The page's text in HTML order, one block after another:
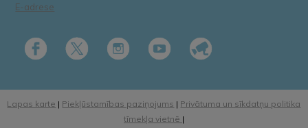
E-adrese
Lapas karte | Piekļūstamības paziņojums | Privātuma un sīkdatņu politika
tīmekļa vietnē |